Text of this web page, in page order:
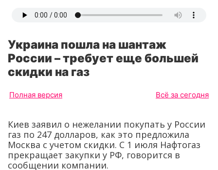
Украина пошла на шантаж
России – требует еще большей
скидки на газ
Полная версия Всё за сегодня
Киев заявил о нежелании покупать у России
газ по 247 долларов, как это предложила
Москва с учетом скидки. С 1 июля Нафтогаз
прекращает закупки у РФ, говорится в
сообщении компании.